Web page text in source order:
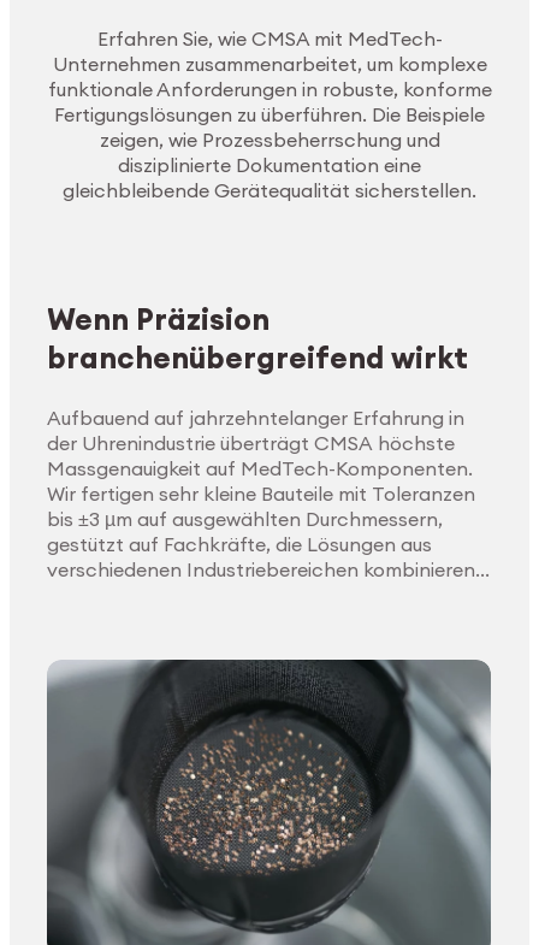
Erfahren Sie, wie CMSA mit MedTech-
Unternehmen zusammenarbeitet, um komplexe
funktionale Anforderungen in robuste, konforme
Fertigungslösungen zu überführen. Die Beispiele
zeigen, wie Prozessbeherrschung und
disziplinierte Dokumentation eine
gleichbleibende Gerätequalität sicherstellen.
Wenn Präzision
branchenübergreifend wirkt
Aufbauend auf jahrzehntelanger Erfahrung in
der Uhrenindustrie überträgt CMSA höchste
Massgenauigkeit auf MedTech-Komponenten.
Wir fertigen sehr kleine Bauteile mit Toleranzen
bis ±3 µm auf ausgewählten Durchmessern,
gestützt auf Fachkräfte, die Lösungen aus
verschiedenen Industriebereichen kombinieren.